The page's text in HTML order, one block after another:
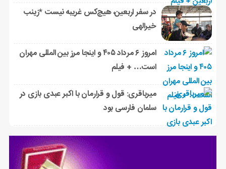
در سفر اربعین، هیچ‌کس غریبه نیست *زینب
خیرالهی
امروز ۶ مرداد ۴۰۵ و اینجا مرز بین المللی مهران
است… + فیلم
میرباقری: قول و قرارمان با اکبر عبدی بازی در
سلمان فارسی بود